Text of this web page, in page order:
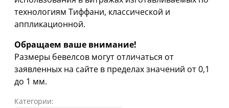
технологиям Тиффани, классической и
аппликационной.
Обращаем ваше внимание!
Размеры бевелсов могут отличаться от
заявленных на сайте в пределах значений от 0,1
до 1 мм.
Категории: